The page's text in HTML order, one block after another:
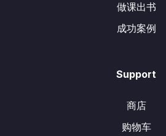
做课出书
成功案例
Support
商店
购物车